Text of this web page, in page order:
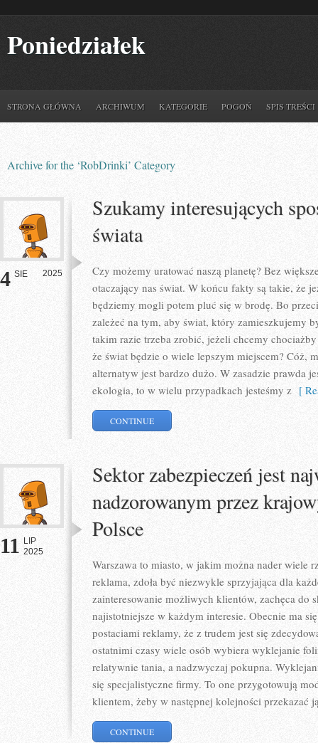
Poniedziałek
STRONA GŁÓWNA ARCHIWUM KATEGORIE POGOŃ SPIS TREŚCI
Archive for the ‘RobDrinki’ Category
4 SIE 2025
Szukamy interesujących
świata
Czy możemy uratować naszą planetę? Bez
otaczający nas świat. W końcu fakty są takie, że
będziemy mogli potem pluć się w brodę. Bo
zależeć na tym, aby świat, który zamieszkujemy
takim razie trzeba zrobić, jeżeli chcemy
że świat będzie o wiele lepszym miejscem? Cóż,
alternatyw jest bardzo dużo. W zasadzie prawda
ekologia, to w wielu przypadkach jesteśmy z [
CONTINUE
11 LIP
2025
Sektor zabezpieczeń jest
nadzorowanym przez
Polsce
Warszawa to miasto, w jakim można nader wiele
reklama, zdoła być niezwykle sprzyjająca dla
zainteresowanie możliwych klientów, zachęca do
najistotniejsze w każdym interesie. Obecnie ma
postaciami reklamy, że z trudem jest się
ostatnimi czasy wiele osób wybiera wyklejanie
relatywnie tania, a nadzwyczaj pokupna.
się specjalistyczne firmy. To one przygotowują
klientem, żeby w następnej kolejności przekazać
CONTINUE